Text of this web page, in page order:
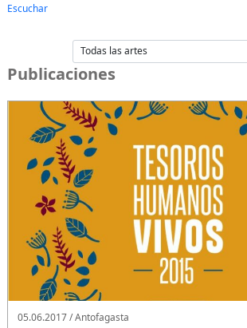
Escuchar
Publicaciones
05.06.2017 / Antofagasta